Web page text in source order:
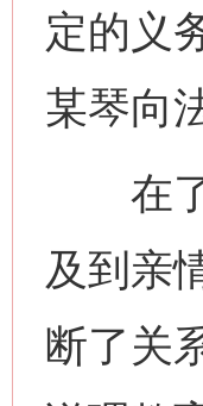
定的义
某琴向
在了
及到亲
断了关